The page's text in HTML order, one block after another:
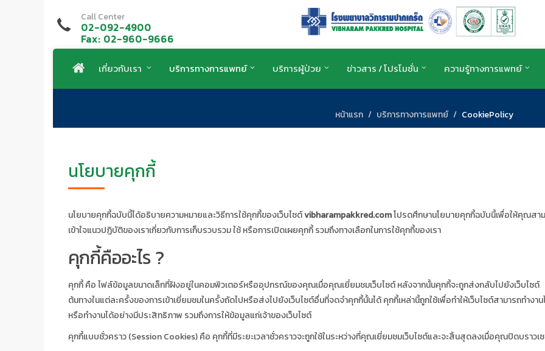
Call Center
02-092-4900
Fax: 02-960-9666
เกี่ยวกับเรา บริการทางการแพทย์ บริการผู้ป่วย ข่าวสาร / โปรโมชั่น ความรู้ทางการแพทย์
หน้าแรก บริการทางการแพทย์ CookiePolicy
นโยบายคุกกี้
นโยบายคุกกี้ฉบับนี้ได้อธิบายความหมายและวิธีการใช้คุกกี้ของเว็บไซต์vibharampakkred.comโปรดศึกษานโยบายคุกกี้ฉบับนี้เพื่อให้คุณสา
เข้าใจแนวปฏิบัติของเราเกี่ยวกับการเก็บรวบรวม ใช้ หรือการเปิดเผยคุกกี้ รวมถึงทางเลือกในการใช้คุกกี้ของเรา
คุกกี้คืออะไร ?
คุกกี้ คือ ไฟล์ข้อมูลขนาดเล็กที่ฝังอยู่ในคอมพิวเตอร์หรืออุปกรณ์ของคุณเมื่อคุณเยี่ยมชมเว็บไซต์ หลังจากนั้นคุกกี้จะถูกส่งกลับไปยังเว็บไซต์
ต้นทางในแต่ละครั้งของการเข้าเยี่ยมชมในครั้งถัดไปหรือส่งไปยังเว็บไซต์อื่นที่จดจำคุกกี้นั้นได้ คุกกี้เหล่านี้ถูกใช้เพื่อทำให้เว็บไซต์สามารถทำงาน
หรือทำงานได้อย่างมีประสิทธิภาพ รวมถึงการให้ข้อมูลแก่เจ้าของเว็บไซต์
คุกกี้แบบชั่วคราว (Session Cookies) คือ คุกกี้ที่มีระยะเวลาชั่วคราวจะถูกใช้ในระหว่างที่คุณเยี่ยมชมเว็บไซต์และจะสิ้นสุดลงเมื่อคุณปิดบราวเ